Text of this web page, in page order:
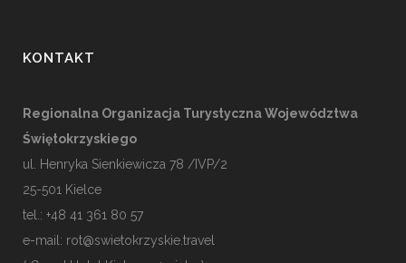
KONTAKT
Regionalna Organizacja Turystyczna Województwa
Świętokrzyskiego
ul. Henryka Sienkiewicza 78 /IVP/2
25-501 Kielce
tel.: +48 41 361 80 57
e-mail: rot@swietokrzyskie.travel